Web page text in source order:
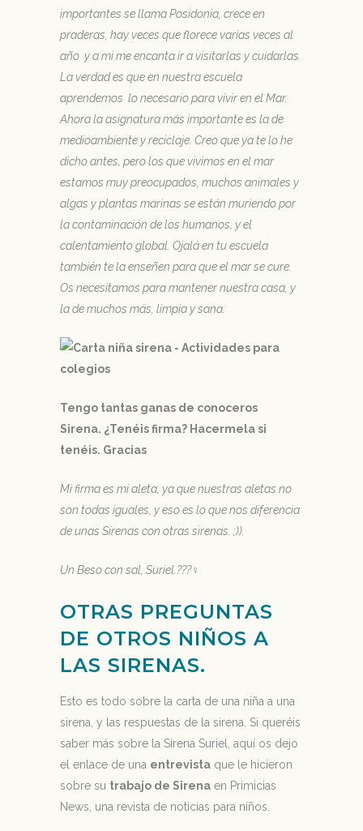
importantes se llama Posidonia, crece en
praderas, hay veces que florece varias veces al
año y a mi me encanta ir a visitarlas y cuidarlas.
La verdad es que en nuestra escuela
aprendemos lo necesario para vivir en el Mar.
Ahora la asignatura más importante es la de
medioambiente y reciclaje. Creo que ya te lo he
dicho antes, pero los que vivimos en el mar
estamos muy preocupados, muchos animales y
algas y plantas marinas se están muriendo por
la contaminación de los humanos, y el
calentamiento global. Ojalá en tu escuela
también te la enseñen para que el mar se cure.
Os necesitamos para mantener nuestra casa, y
la de muchos más, limpia y sana.
Tengo tantas ganas de conoceros
Sirena. ¿Tenéis firma? Hacermela si
tenéis. Gracias
Mi firma es mi aleta, ya que nuestras aletas no
son todas iguales, y eso es lo que nos diferencia
de unas Sirenas con otras sirenas. ;)).
Un Beso con sal, Suriel.???‍♀️
OTRAS PREGUNTAS
DE OTROS NIÑOS A
LAS SIRENAS.
Esto es todo sobre la carta de una niña a una
sirena, y las respuestas de la sirena. Si queréis
saber más sobre la Sirena Suriel, aquí os dejo
el enlace de una entrevista que le hicieron
sobre su trabajo de Sirena en Primicias
News, una revista de noticias para niños.